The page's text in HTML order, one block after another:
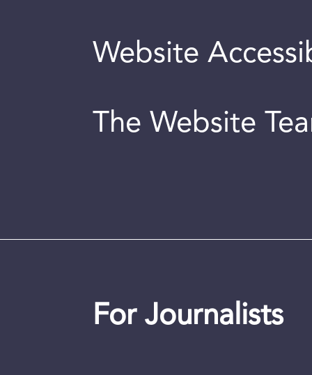
Website
The Website
For Journalists